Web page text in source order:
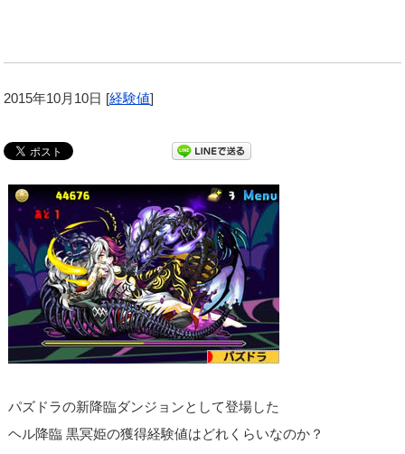
2015年10月10日 [経験値]
パズドラの新降臨ダンジョンとして登場した
ヘル降臨 黒冥姫の獲得経験値はどれくらいなのか？